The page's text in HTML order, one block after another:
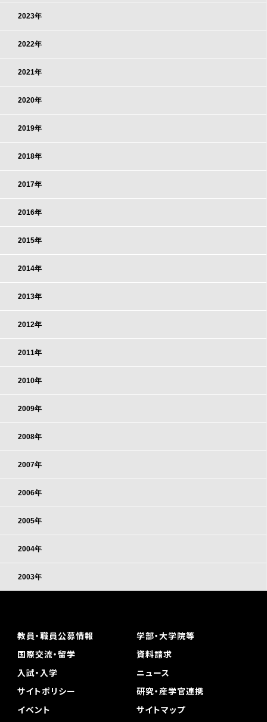
2023年
2022年
2021年
2020年
2019年
2018年
2017年
2016年
2015年
2014年
2013年
2012年
2011年
2010年
2009年
2008年
2007年
2006年
2005年
2004年
2003年
教員・職員公募情報
学部・大学院等
国際交流・留学
資料請求
入試・入学
ニュース
サイトポリシー
研究・産学官連携
イベント
サイトマップ